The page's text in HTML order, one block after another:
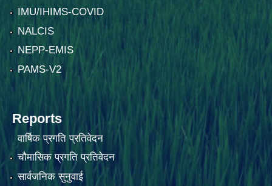
IMU/IHIMS-COVID
NALCIS
NEPP-EMIS
PAMS-V2
Reports
वार्षिक प्रगति प्रतिवेदन
चौमासिक प्रगति प्रतिवेदन
सार्वजनिक सुनुवाई